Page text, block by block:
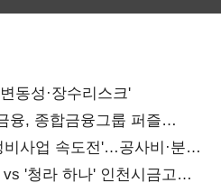
동성·장수리스크'
융, 종합금융그룹 퍼즐
사업 속도전'…공사비·분쟁
'청라 하나' 인천시금고